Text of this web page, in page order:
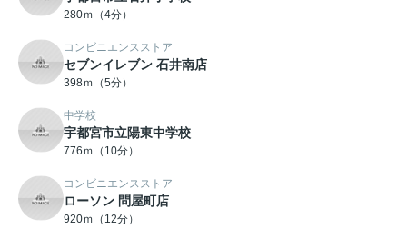
280ｍ（4分）
コンビニエンスストア
セブンイレブン 石井南店
398ｍ（5分）
中学校
宇都宮市立陽東中学校
776ｍ（10分）
コンビニエンスストア
ローソン 問屋町店
920ｍ（12分）